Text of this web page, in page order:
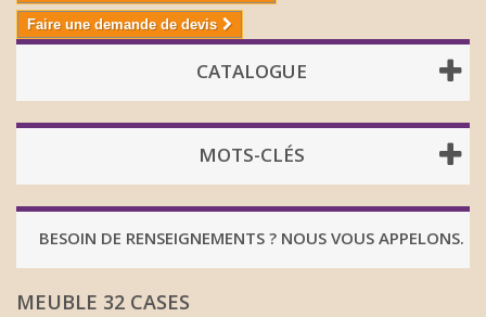
Faire une demande de devis
CATALOGUE
MOTS-CLÉS
BESOIN DE RENSEIGNEMENTS ? NOUS VOUS APPELONS.
MEUBLE 32 CASES